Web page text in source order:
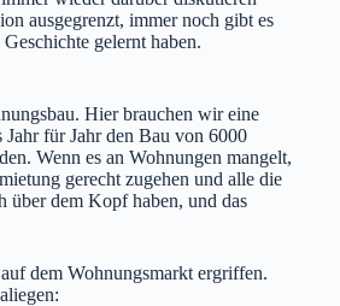
ausgegrenzt, immer noch gibt es
gelernt haben.
Hier brauchen wir eine
Jahr für Jahr den Bau von 6000
Wenn es an Wohnungen mangelt,
gerecht zugehen und alle die
über dem Kopf haben, und das
dem Wohnungsmarkt ergriffen.